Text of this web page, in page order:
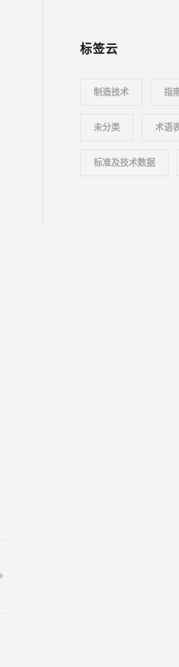
标签云
制造技术 指
未分类 术语
标准及技术数据